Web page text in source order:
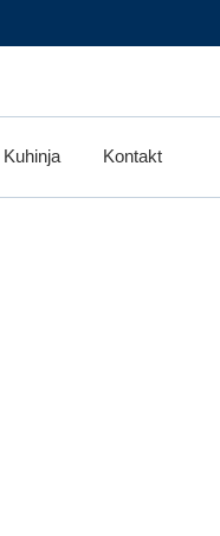
Kuhinja Kontakt